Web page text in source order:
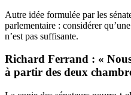
Autre idée formulée par les
parlementaire : considérer
n’est pas suffisante.
Richard Ferrand : «
à partir des deux